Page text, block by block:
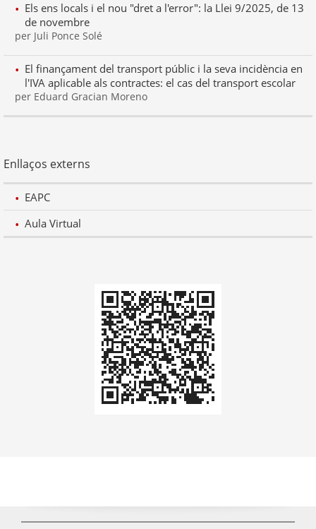
Els ens locals i el nou "dret a l'error": la Llei 9/2025, de 13
de novembre
per Juli Ponce Solé
El finançament del transport públic i la seva incidència en
l'IVA aplicable als contractes: el cas del transport escolar
per Eduard Gracian Moreno
Enllaços externs
EAPC
Aula Virtual